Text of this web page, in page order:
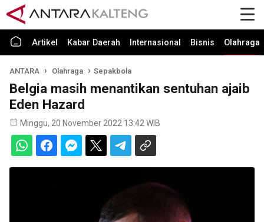
Artikel Kabar Daerah Internasional Bisnis Olahraga
ANTARA Olahraga Sepakbola
Belgia masih menantikan sentuhan ajaib
Eden Hazard
Minggu, 20 November 2022 13:42 WIB